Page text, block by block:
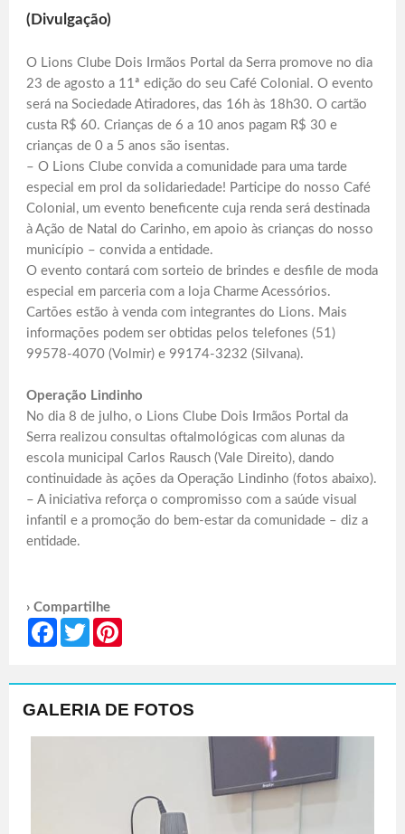
(Divulgação)
O Lions Clube Dois Irmãos Portal da Serra promove no dia
23 de agosto a 11ª edição do seu Café Colonial. O evento
será na Sociedade Atiradores, das 16h às 18h30. O cartão
custa R$ 60. Crianças de 6 a 10 anos pagam R$ 30 e
crianças de 0 a 5 anos são isentas.
– O Lions Clube convida a comunidade para uma tarde
especial em prol da solidariedade! Participe do nosso Café
Colonial, um evento beneficente cuja renda será destinada
à Ação de Natal do Carinho, em apoio às crianças do nosso
município – convida a entidade.
O evento contará com sorteio de brindes e desfile de moda
especial em parceria com a loja Charme Acessórios.
Cartões estão à venda com integrantes do Lions. Mais
informações podem ser obtidas pelos telefones (51)
99578-4070 (Volmir) e 99174-3232 (Silvana).
Operação Lindinho
No dia 8 de julho, o Lions Clube Dois Irmãos Portal da
Serra realizou consultas oftalmológicas com alunas da
escola municipal Carlos Rausch (Vale Direito), dando
continuidade às ações da Operação Lindinho (fotos abaixo).
– A iniciativa reforça o compromisso com a saúde visual
infantil e a promoção do bem-estar da comunidade – diz a
entidade.
› Compartilhe
Facebook
Twitter
GALERIA DE FOTOS